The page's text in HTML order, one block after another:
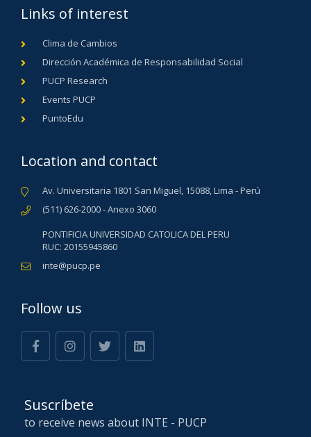
Links of interest
Clima de Cambios
Dirección Académica de Responsabilidad Social
PUCP Research
Events PUCP
PuntoEdu
Location and contact
Av. Universitaria 1801 San Miguel, 15088, Lima - Perú
(511) 626-2000 - Anexo 3060
PONTIFICIA UNIVERSIDAD CATOLICA DEL PERU
RUC: 20155945860
inte@pucp.pe
Follow us
Suscríbete
to receive news about INTE - PUCP